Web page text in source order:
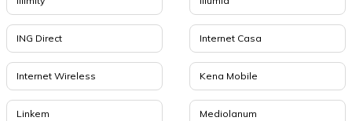
ING Direct Internet Casa
Internet Wireless Kena Mobile
Linkem Mediolanum